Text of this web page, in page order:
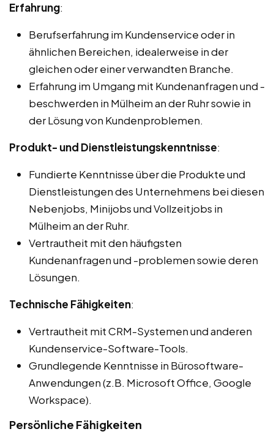
Erfahrung:
Berufserfahrung im Kundenservice oder in
ähnlichen Bereichen, idealerweise in der
gleichen oder einer verwandten Branche.
Erfahrung im Umgang mit Kundenanfragen und -
beschwerden in Mülheim an der Ruhr sowie in
der Lösung von Kundenproblemen.
Produkt- und Dienstleistungskenntnisse:
Fundierte Kenntnisse über die Produkte und
Dienstleistungen des Unternehmens bei diesen
Nebenjobs, Minijobs und Vollzeitjobs in
Mülheim an der Ruhr.
Vertrautheit mit den häufigsten
Kundenanfragen und -problemen sowie deren
Lösungen.
Technische Fähigkeiten:
Vertrautheit mit CRM-Systemen und anderen
Kundenservice-Software-Tools.
Grundlegende Kenntnisse in Bürosoftware-
Anwendungen (z.B. Microsoft Office, Google
Workspace).
Persönliche Fähigkeiten